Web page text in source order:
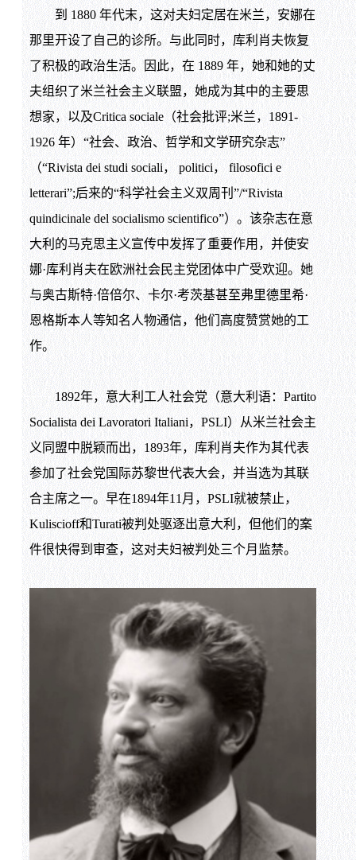
到 1880 年代末，这对夫妇定居在米兰，安娜在
那里开设了自己的诊所。与此同时，库利肖夫恢复
了积极的政治生活。因此，在 1889 年，她和她的丈
夫组织了米兰社会主义联盟，她成为其中的主要思
想家，以及Critica sociale（社会批评;米兰，1891-
1926 年）“社会、政治、哲学和文学研究杂志”
（“Rivista dei studi sociali， politici， filosofici e
letterari”;后来的“科学社会主义双周刊”/“Rivista
quindicinale del socialismo scientifico”）。该杂志在意
大利的马克思主义宣传中发挥了重要作用，并使安
娜·库利肖夫在欧洲社会民主党团体中广受欢迎。她
与奥古斯特·倍倍尔、卡尔·考茨基甚至弗里德里希·
恩格斯本人等知名人物通信，他们高度赞赏她的工
作。
1892年，意大利工人社会党（意大利语：Partito
Socialista dei Lavoratori Italiani，PSLI）从米兰社会主
义同盟中脱颖而出，1893年，库利肖夫作为其代表
参加了社会党国际苏黎世代表大会，并当选为其联
合主席之一。早在1894年11月，PSLI就被禁止，
Kuliscioff和Turati被判处驱逐出意大利，但他们的案
件很快得到审查，这对夫妇被判处三个月监禁。